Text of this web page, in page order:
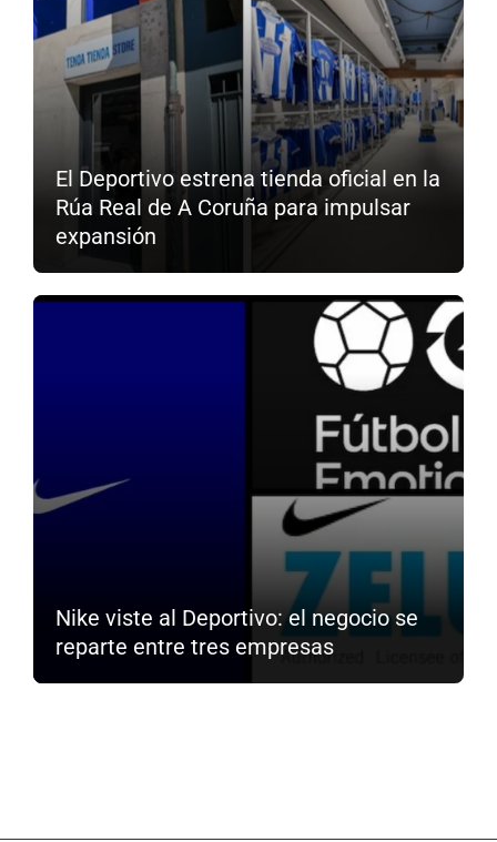
El Deportivo estrena tienda oficial en la
Rúa Real de A Coruña para impulsar
expansión
Nike viste al Deportivo: el negocio se
reparte entre tres empresas